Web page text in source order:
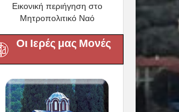
Εικονική περιήγηση στο
Μητροπολιτικό Ναό
Οι Ιερές μας Μονές